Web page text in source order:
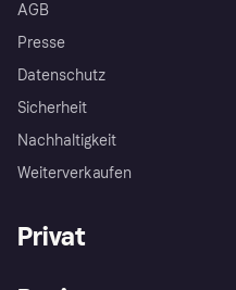
AGB
Presse
Datenschutz
Sicherheit
Nachhaltigkeit
Weiterverkaufen
Privat